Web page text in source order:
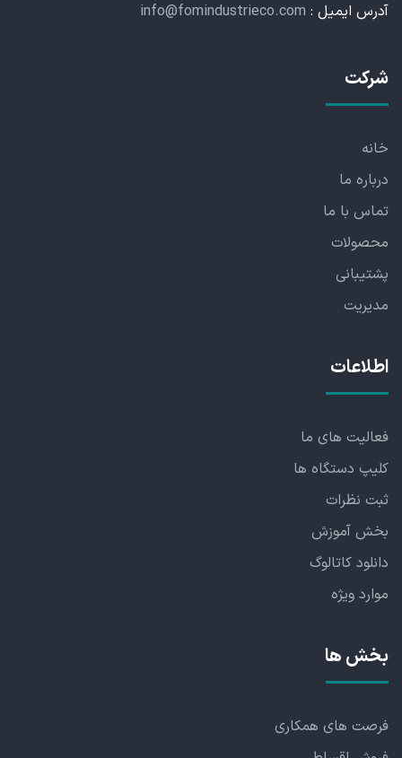
آدرس ایمیل : info@fomindustrieco.com
شرکت
خانه
درباره ما
تماس با ما
محصولات
پشتیبانی
مدیریت
اطلاعات
فعالیت های ما
کلیپ دستگاه ها
ثبت نظرات
بخش آموزش
دانلود کاتالوگ
موارد ویژه
بخش ها
فرصت های همکاری